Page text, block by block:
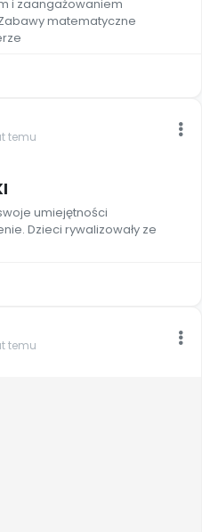
i zaangażowaniem
matematyczne
temu
umiejętności
Dzieci rywalizowały ze
temu